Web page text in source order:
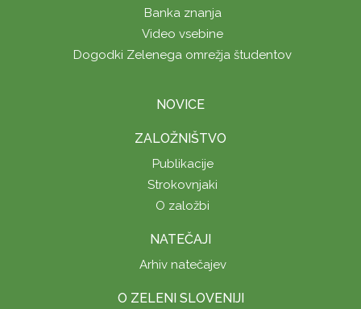
Banka znanja
Video vsebine
Dogodki Zelenega omrežja študentov
NOVICE
ZALOŽNIŠTVO
Publikacije
Strokovnjaki
O založbi
NATEČAJI
Arhiv natečajev
O ZELENI SLOVENIJI